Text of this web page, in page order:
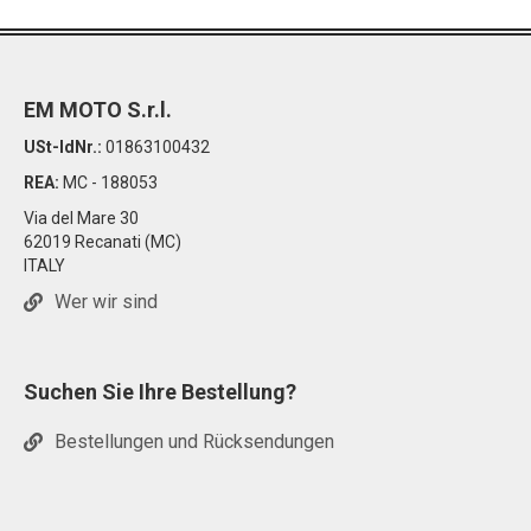
EM MOTO S.r.l.
USt-IdNr.: 01863100432
REA: MC - 188053
Via del Mare 30
62019 Recanati (MC)
ITALY
Wer wir sind
Suchen Sie Ihre Bestellung?
Bestellungen und Rücksendungen